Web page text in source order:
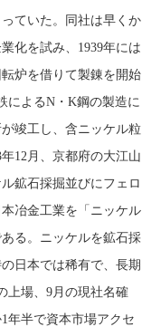
ていた。同社は早くか
化を試み、1939年には
炉を借りて製錬を開始
によるN・K鋼の製造に
竣工し、含ニッケル粒
12月、京都府の大江山
鉱石採掘並びにフェロ
冶金工業を「ニッケル
る。ニッケルを鉱石採
日本では稀有で、長期
上場、9月の現社名確
年半で資本市場アクセ